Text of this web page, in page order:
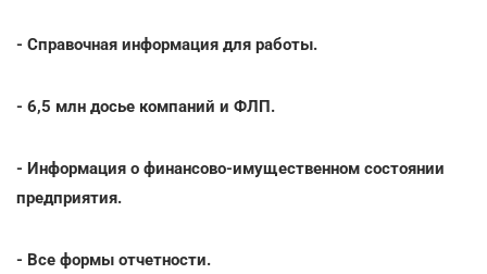
- Справочная информация для работы.
- 6,5 млн досье компаний и ФЛП.
- Информация о финансово-имущественном состоянии
предприятия.
- Все формы отчетности.